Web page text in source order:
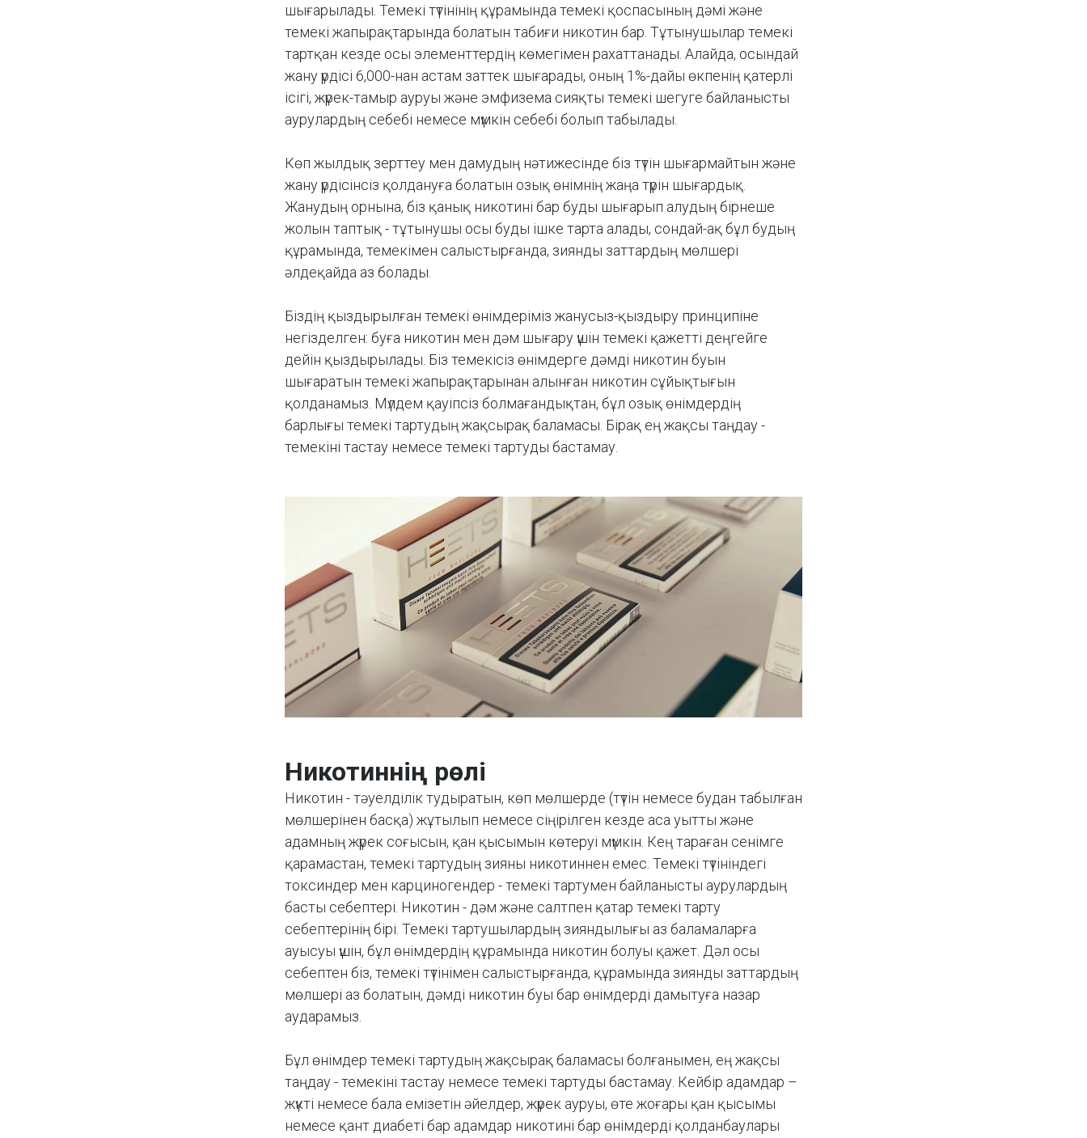
шығарылады. Темекі түтінінің құрамында темекі қоспасының дәмі және
темекі жапырақтарында болатын табиғи никотин бар. Тұтынушылар темекі
тартқан кезде осы элементтердің көмегімен рахаттанады. Алайда, осындай
жану үрдісі 6,000-нан астам заттек шығарады, оның 1%-дайы өкпенің қатерлі
ісігі, жүрек-тамыр ауруы және эмфизема сияқты темекі шегуге байланысты
аурулардың себебі немесе мүмкін себебі болып табылады.
Көп жылдық зерттеу мен дамудың нәтижесінде біз түтін шығармайтын және
жану үрдісінсіз қолдануға болатын озық өнімнің жаңа түрін шығардық.
Жанудың орнына, біз қанық никотині бар буды шығарып алудың бірнеше
жолын таптық - тұтынушы осы буды ішке тарта алады, сондай-ақ бұл будың
құрамында, темекімен салыстырғанда, зиянды заттардың мөлшері
әлдеқайда аз болады.
Біздің қыздырылған темекі өнімдеріміз жанусыз-қыздыру принципіне
негізделген: буға никотин мен дәм шығару үшін темекі қажетті деңгейге
дейін қыздырылады. Біз темекісіз өнімдерге дәмді никотин буын
шығаратын темекі жапырақтарынан алынған никотин сұйықтығын
қолданамыз. Мүлдем қауіпсіз болмағандықтан, бұл озық өнімдердің
барлығы темекі тартудың жақсырақ баламасы. Бірақ ең жақсы таңдау -
темекіні тастау немесе темекі тартуды бастамау.
Никотиннің рөлі
Никотин - тәуелділік тудыратын, көп мөлшерде (түтін немесе будан табылған
мөлшерінен басқа) жұтылып немесе сіңірілген кезде аса уытты және
адамның жүрек соғысын, қан қысымын көтеруі мүмкін. Кең тараған сенімге
қарамастан, темекі тартудың зияны никотиннен емес. Темекі түтініндегі
токсиндер мен карциногендер - темекі тартумен байланысты аурулардың
басты себептері. Никотин - дәм және салтпен қатар темекі тарту
себептерінің бірі. Темекі тартушылардың зияндылығы аз баламаларға
ауысуы үшін, бұл өнімдердің құрамында никотин болуы қажет. Дәл осы
себептен біз, темекі түтінімен салыстырғанда, құрамында зиянды заттардың
мөлшері аз болатын, дәмді никотин буы бар өнімдерді дамытуға назар
аударамыз.
Бұл өнімдер темекі тартудың жақсырақ баламасы болғанымен, ең жақсы
таңдау - темекіні тастау немесе темекі тартуды бастамау. Кейбір адамдар –
жүкті немесе бала емізетін әйелдер, жүрек ауруы, өте жоғары қан қысымы
немесе қант диабеті бар адамдар никотині бар өнімдерді қолданбаулары